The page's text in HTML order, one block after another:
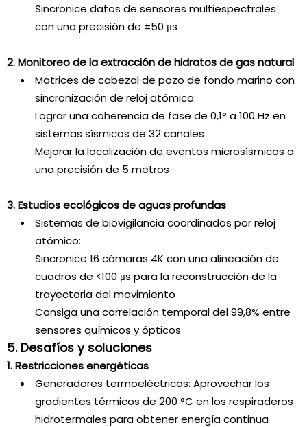
Sincronice datos de sensores multiespectrales
con una precisión de ±50 μs
2. Monitoreo de la extracción de hidratos de gas natural
Matrices de cabezal de pozo de fondo marino con
sincronización de reloj atómico:
Lograr una coherencia de fase de 0,1° a 100 Hz en
sistemas sísmicos de 32 canales
Mejorar la localización de eventos microsísmicos a
una precisión de 5 metros
3. Estudios ecológicos de aguas profundas
Sistemas de biovigilancia coordinados por reloj
atómico:
Sincronice 16 cámaras 4K con una alineación de
cuadros de <100 μs para la reconstrucción de la
trayectoria del movimiento
Consiga una correlación temporal del 99,8% entre
sensores químicos y ópticos
5. Desafíos y soluciones
1. Restricciones energéticas
Generadores termoeléctricos: Aprovechar los
gradientes térmicos de 200 °C en los respiraderos
hidrotermales para obtener energía continua